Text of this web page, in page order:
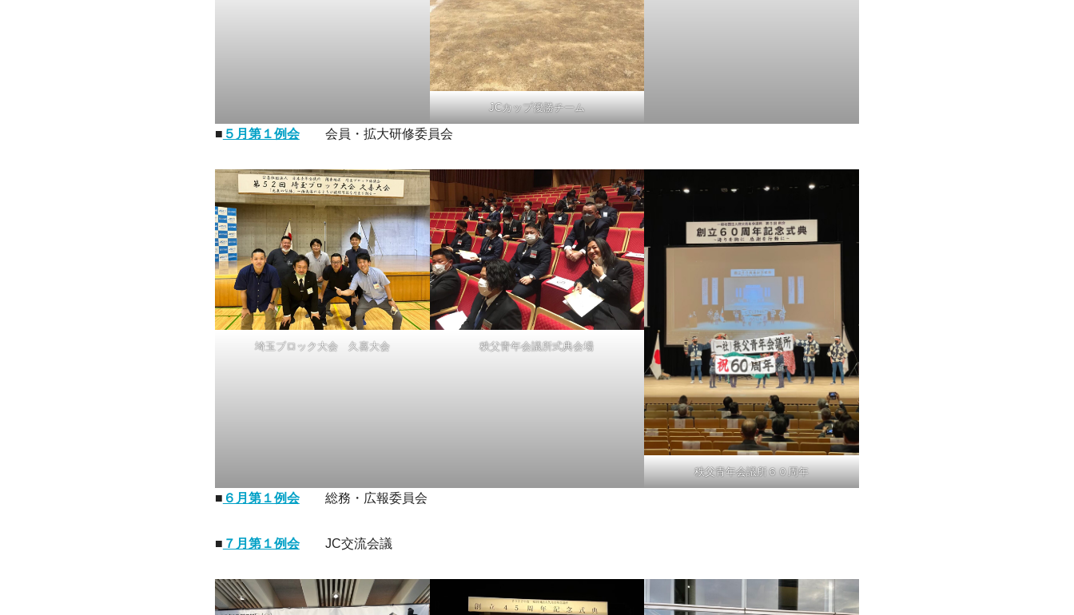
JCカップ優勝チーム
■ ５月第１例会会員・拡大研修委員会
埼玉ブロック大会 久喜大会 秩父青年会議所式典会場
秩父青年会議所６０周年
■ ６月第１例会総務・広報委員会
■ ７月第１例会JC交流会議